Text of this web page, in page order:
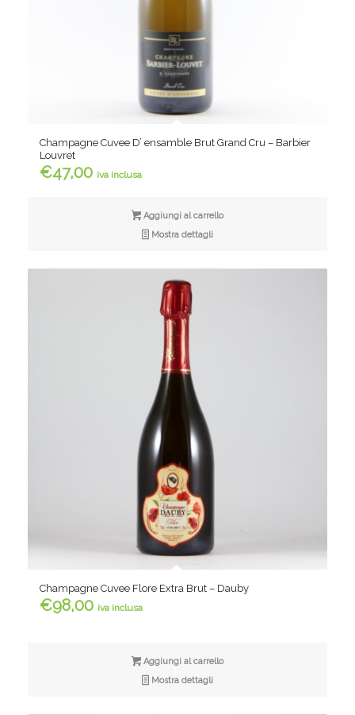
Champagne Cuvee D’ ensamble Brut Grand Cru – Barbier
Louvret
€47,00 iva inclusa
Aggiungi al carrello
Mostra dettagli
Champagne Cuvee Flore Extra Brut – Dauby
€98,00 iva inclusa
Aggiungi al carrello
Mostra dettagli